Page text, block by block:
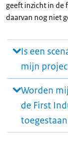
geeft inzicht in de
daarvan nog niet
Is een
mijn
Worden
de First